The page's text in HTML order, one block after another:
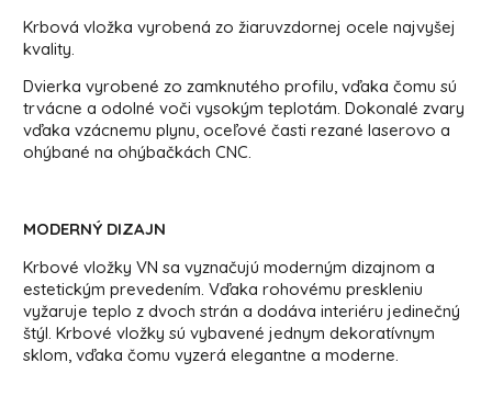
Krbová vložka vyrobená zo žiaruvzdornej ocele najvyšej
kvality.
Dvierka vyrobené zo zamknutého profilu, vďaka čomu sú
trvácne a odolné voči vysokým teplotám. Dokonalé zvary
vďaka vzácnemu plynu, oceľové časti rezané laserovo a
ohýbané na ohýbačkách CNC.
MODERNÝ DIZAJN
Krbové vložky VN sa vyznačujú moderným dizajnom a
estetickým prevedením. Vďaka rohovému preskleniu
vyžaruje teplo z dvoch strán a dodáva interiéru jedinečný
štýl. Krbové vložky sú vybavené jednym dekoratívnym
sklom, vďaka čomu vyzerá elegantne a moderne.